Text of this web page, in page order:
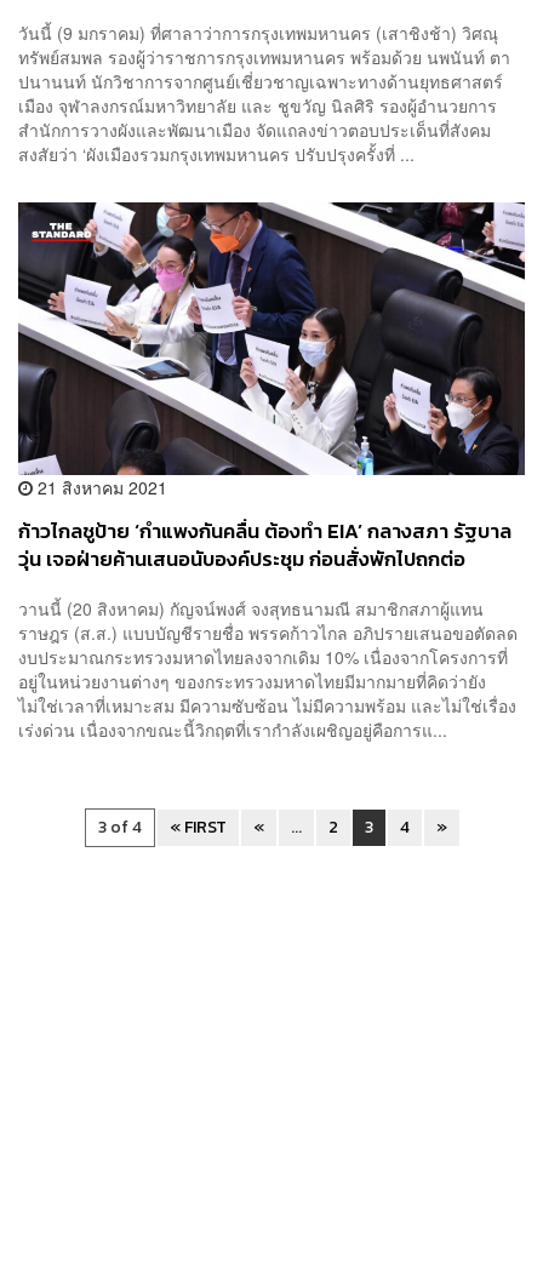
วันนี้ (9 มกราคม) ที่ศาลาว่าการกรุงเทพมหานคร (เสาชิงช้า) วิศณุ
ทรัพย์สมพล รองผู้ว่าราชการกรุงเทพมหานคร พร้อมด้วย นพนันท์ ตา
ปนานนท์ นักวิชาการจากศูนย์เชี่ยวชาญเฉพาะทางด้านยุทธศาสตร์
เมือง จุฬาลงกรณ์มหาวิทยาลัย และ ชูขวัญ นิลศิริ รองผู้อำนวยการ
สำนักการวางผังและพัฒนาเมือง จัดแถลงข่าวตอบประเด็นที่สังคม
สงสัยว่า ‘ผังเมืองรวมกรุงเทพมหานคร ปรับปรุงครั้งที่ ...
21 สิงหาคม 2021
ก้าวไกลชูป้าย ‘กำแพงกันคลื่น ต้องทำ EIA’ กลางสภา รัฐบาล
วุ่น เจอฝ่ายค้านเสนอนับองค์ประชุม ก่อนสั่งพักไปถกต่อ
วานนี้ (20 สิงหาคม) กัญจน์พงศ์ จงสุทธนามณี สมาชิกสภาผู้แทน
ราษฎร (ส.ส.) แบบบัญชีรายชื่อ พรรคก้าวไกล อภิปรายเสนอขอตัดลด
งบประมาณกระทรวงมหาดไทยลงจากเดิม 10% เนื่องจากโครงการที่
อยู่ในหน่วยงานต่างๆ ของกระทรวงมหาดไทยมีมากมายที่คิดว่ายัง
ไม่ใช่เวลาที่เหมาะสม มีความซับซ้อน ไม่มีความพร้อม และไม่ใช่เรื่อง
เร่งด่วน เนื่องจากขณะนี้วิกฤตที่เรากำลังเผชิญอยู่คือการแ...
3 of 4 « FIRST « ... 2 3 4 »